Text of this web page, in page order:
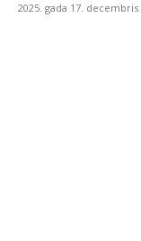
2025. gada 17. decembris